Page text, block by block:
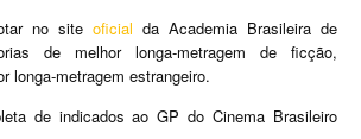
no site oficial da Academia Brasileira de
de melhor longa-metragem de ficção,
longa-metragem estrangeiro.
de indicados ao GP do Cinema Brasileiro